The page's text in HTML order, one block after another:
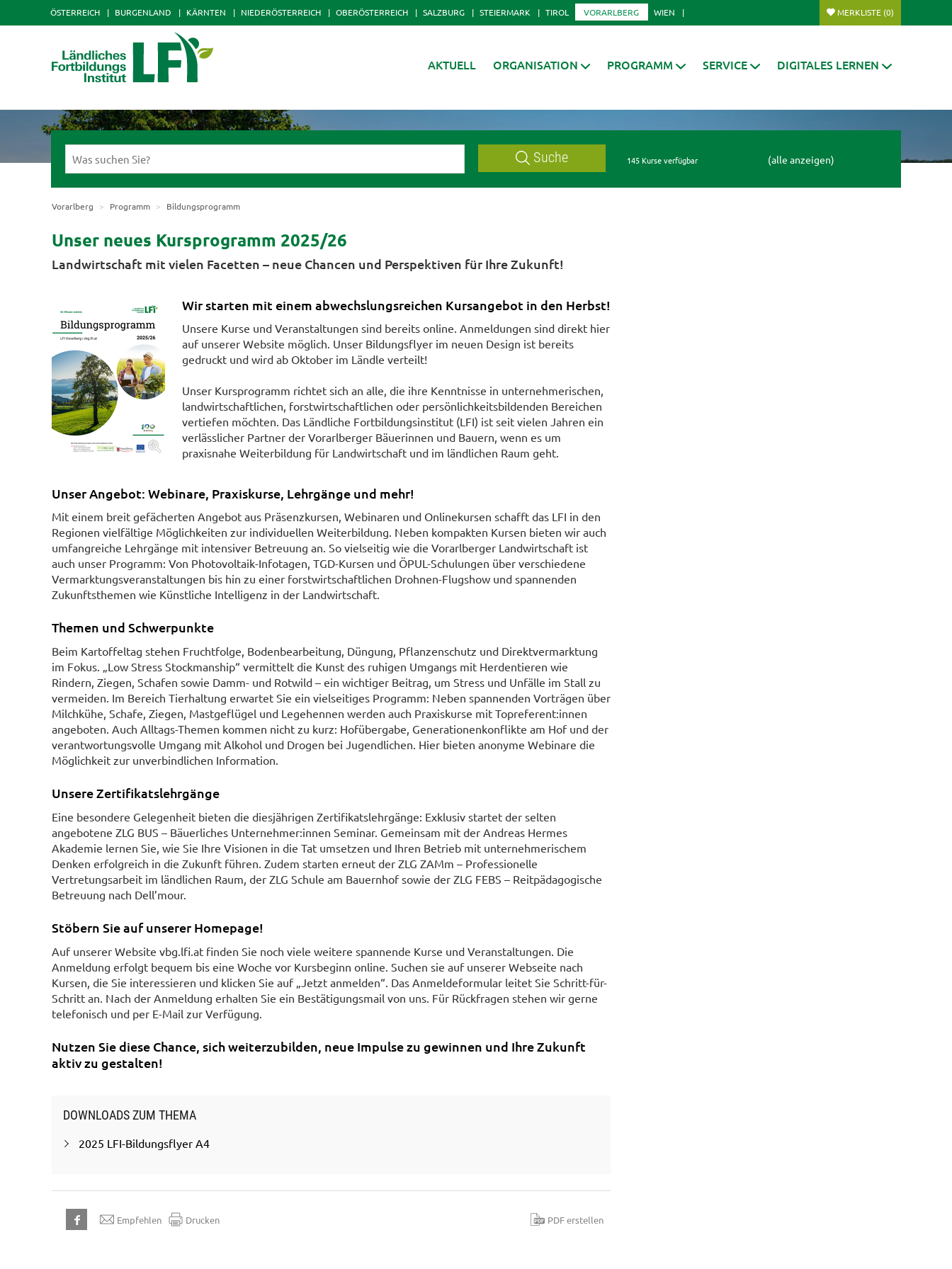
ÖSTERREICH BURGENLAND KÄRNTEN NIEDERÖSTERREICH OBERÖSTERREICH SALZBURG STEIERMARK TIROL VORARLBERG WIEN MERKLISTE (0)
AKTUELL ORGANISATION PROGRAMM SERVICE DIGITALES LERNEN
Suche 145 Kurse verfügbar (alle anzeigen)
Vorarlberg Programm Bildungsprogramm
Unser neues Kursprogramm 2025/26
Landwirtschaft mit vielen Facetten – neue Chancen und Perspektiven für Ihre Zukunft!
Wir starten mit einem abwechslungsreichen Kursangebot in den Herbst!
Unsere Kurse und Veranstaltungen sind bereits online. Anmeldungen sind direkt hier
auf unserer Website möglich. Unser Bildungsflyer im neuen Design ist bereits
gedruckt und wird ab Oktober im Ländle verteilt!
Unser Kursprogramm richtet sich an alle, die ihre Kenntnisse in unternehmerischen,
landwirtschaftlichen, forstwirtschaftlichen oder persönlichkeitsbildenden Bereichen
vertiefen möchten. Das Ländliche Fortbildungsinstitut (LFI) ist seit vielen Jahren ein
verlässlicher Partner der Vorarlberger Bäuerinnen und Bauern, wenn es um
praxisnahe Weiterbildung für Landwirtschaft und im ländlichen Raum geht.
Unser Angebot: Webinare, Praxiskurse, Lehrgänge und mehr!
Mit einem breit gefächerten Angebot aus Präsenzkursen, Webinaren und Onlinekursen schafft das LFI in den
Regionen vielfältige Möglichkeiten zur individuellen Weiterbildung. Neben kompakten Kursen bieten wir auch
umfangreiche Lehrgänge mit intensiver Betreuung an. So vielseitig wie die Vorarlberger Landwirtschaft ist
auch unser Programm: Von Photovoltaik-Infotagen, TGD-Kursen und ÖPUL-Schulungen über verschiedene
Vermarktungsveranstaltungen bis hin zu einer forstwirtschaftlichen Drohnen-Flugshow und spannenden
Zukunftsthemen wie Künstliche Intelligenz in der Landwirtschaft.
Themen und Schwerpunkte
Beim Kartoffeltag stehen Fruchtfolge, Bodenbearbeitung, Düngung, Pflanzenschutz und Direktvermarktung
im Fokus. „Low Stress Stockmanship“ vermittelt die Kunst des ruhigen Umgangs mit Herdentieren wie
Rindern, Ziegen, Schafen sowie Damm- und Rotwild – ein wichtiger Beitrag, um Stress und Unfälle im Stall zu
vermeiden. Im Bereich Tierhaltung erwartet Sie ein vielseitiges Programm: Neben spannenden Vorträgen über
Milchkühe, Schafe, Ziegen, Mastgeflügel und Legehennen werden auch Praxiskurse mit Topreferent:innen
angeboten. Auch Alltags-Themen kommen nicht zu kurz: Hofübergabe, Generationenkonflikte am Hof und der
verantwortungsvolle Umgang mit Alkohol und Drogen bei Jugendlichen. Hier bieten anonyme Webinare die
Möglichkeit zur unverbindlichen Information.
Unsere Zertifikatslehrgänge
Eine besondere Gelegenheit bieten die diesjährigen Zertifikatslehrgänge: Exklusiv startet der selten
angebotene ZLG BUS – Bäuerliches Unternehmer:innen Seminar. Gemeinsam mit der Andreas Hermes
Akademie lernen Sie, wie Sie Ihre Visionen in die Tat umsetzen und Ihren Betrieb mit unternehmerischem
Denken erfolgreich in die Zukunft führen. Zudem starten erneut der ZLG ZAMm – Professionelle
Vertretungsarbeit im ländlichen Raum, der ZLG Schule am Bauernhof sowie der ZLG FEBS – Reitpädagogische
Betreuung nach Dell’mour.
Stöbern Sie auf unserer Homepage!
Auf unserer Website vbg.lfi.at finden Sie noch viele weitere spannende Kurse und Veranstaltungen. Die
Anmeldung erfolgt bequem bis eine Woche vor Kursbeginn online. Suchen sie auf unserer Webseite nach
Kursen, die Sie interessieren und klicken Sie auf „Jetzt anmelden“. Das Anmeldeformular leitet Sie Schritt-für-
Schritt an. Nach der Anmeldung erhalten Sie ein Bestätigungsmail von uns. Für Rückfragen stehen wir gerne
telefonisch und per E-Mail zur Verfügung.
Nutzen Sie diese Chance, sich weiterzubilden, neue Impulse zu gewinnen und Ihre Zukunft
aktiv zu gestalten!
DOWNLOADS ZUM THEMA
2025 LFI-Bildungsflyer A4
Empfehlen Drucken PDF erstellen